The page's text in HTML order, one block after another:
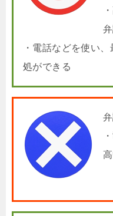
・電話などを使い
処ができる